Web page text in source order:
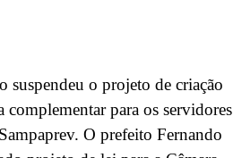
suspendeu o projeto de criação
para os servidores
O prefeito Fernando